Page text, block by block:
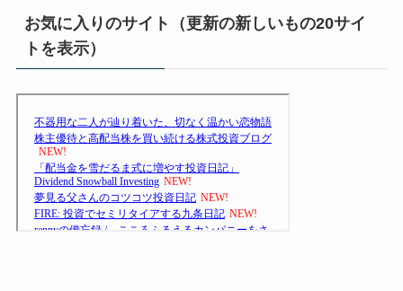
お気に入りのサイト（更新の新しいもの20サイ
トを表示）